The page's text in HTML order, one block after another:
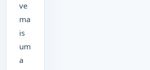
ve
ma
is
um
a